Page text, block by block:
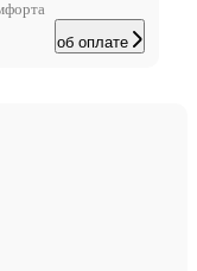
об оплате